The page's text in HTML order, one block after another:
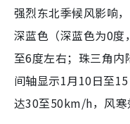
强烈东北季候风影响
深蓝色（深蓝色为0
至6度左右；珠三角
间轴显示1月10日至
达30至50km/h，风寒